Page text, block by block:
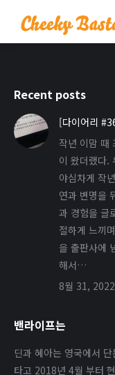
Recent posts
[다이어리
작년 이맘 때
이 왔더랬다.
야심차게 작
연과 변명을
과 경험을 글
절하게 느끼
을 출판사에
해서…
8월 31, 2022
밴라이프는
딘과 혜아는 영국에서
타고 2018년 4월 부터